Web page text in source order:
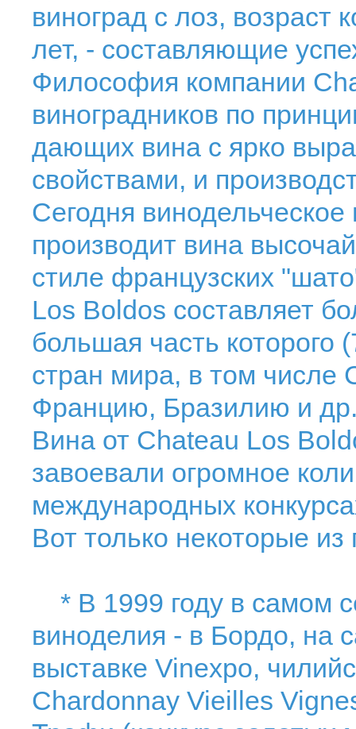
виноград с лоз, возраст
лет, - составляющие
Философия компании
виноградников по
дающих вина с ярко
свойствами, и
Сегодня
производит вина
стиле французских
Los Boldos составляет
большая часть которого
стран мира, в том
Францию, Бразилию и
Вина от Chateau Los
завоевали огромное
международных
Вот только некоторые
* В 1999 году в самом
виноделия - в Бордо, на
выставке Vinexpo,
Chardonnay Vieilles